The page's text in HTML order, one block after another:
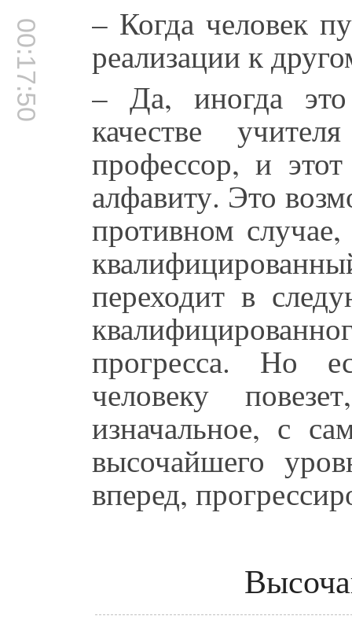
00:17:50 – Когда человек
реализации к
– Да, иногда
качестве
профессор, и
алфавиту. Это
противном
переходит в
прогресса. Но
человеку
изначальное, с
высочайшего
вперед,